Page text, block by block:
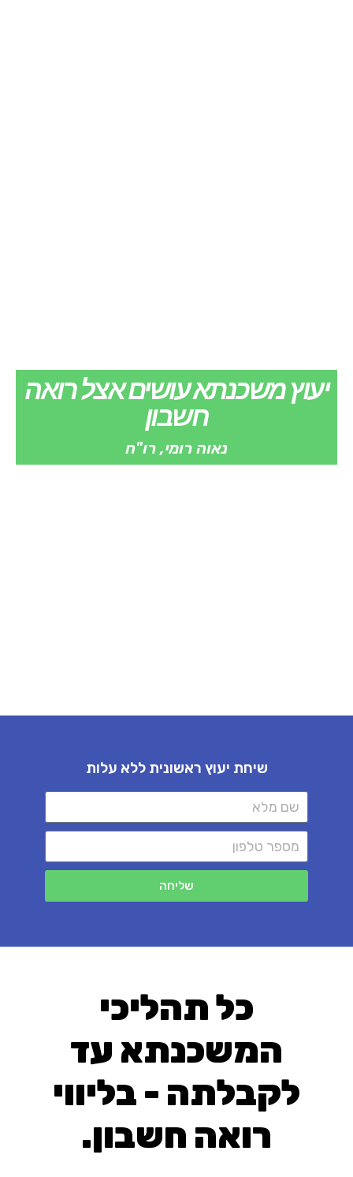
יעוץ משכנתא עושים אצל רואה
חשבון
נאוה רומי, רו"ח
שיחת יעוץ ראשונית ללא עלות
שליחה
כל תהליכי
המשכנתא עד
לקבלתה - בליווי
רואה חשבון.